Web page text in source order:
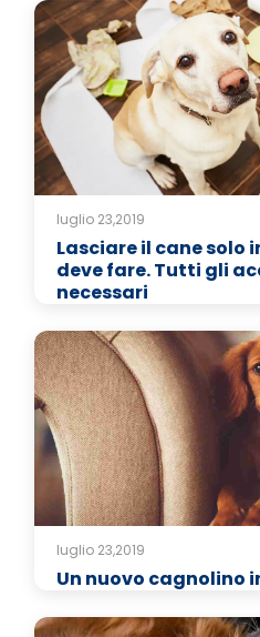
luglio 23,2019
Lasciare il cane solo
deve fare. Tutti gli
necessari
luglio 23,2019
Un nuovo cagnolino